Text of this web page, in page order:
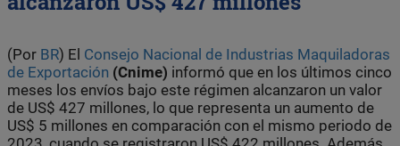
(Por BR) El Consejo Nacional de Industrias Maquiladoras
de Exportación (Cnime) informó que en los últimos cinco
meses los envíos bajo este régimen alcanzaron un valor
de US$ 427 millones, lo que representa un aumento de
US$ 5 millones en comparación con el mismo periodo de